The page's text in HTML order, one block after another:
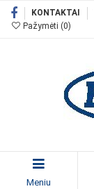
KONTAKTAI
Pažymėti (0)
Meniu